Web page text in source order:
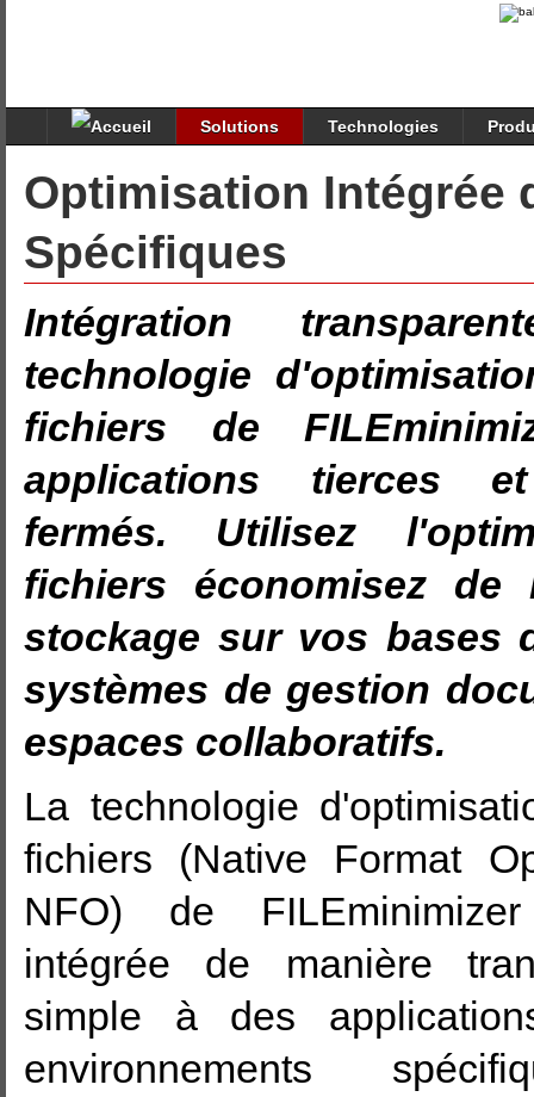
Solutions Technologies
Optimisation Intégrée
Spécifiques
Intégration
technologie
fichiers de
applications tierces
fermés. Utilisez
fichiers économisez de
stockage sur vos bases
systèmes de gestion
espaces collaboratifs.
La technologie
fichiers (Native Format
NFO) de
intégrée de manière
simple à des
environnements